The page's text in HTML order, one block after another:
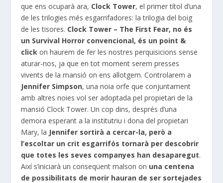
que ens ocuparà ara, Clock Tower, el primer títol d’una
de les trilogies més esgarrifadores: la trilogia del boig
de les tisores. Clock Tower – The First Fear, no és
un Survival Horror convencional, és un point &
click on haurem de fer les nostres perquisicions sense
aturar-nos, ja que en tot moment serem presses
vivents de la mansió on ens allotgem. Controlarem a
Jennifer Simpson, una noiaorfe que conjuntament
amb altres noies vol ser adoptada pel propietari de la
mansióClock Tower. Un cop dins, després d’una
demora esperant a la institutriu i dona del propietari
Mary, la Jennifer sortirà a cercar-la, però a
l’escoltar un crit esgarrifós tornarà per descobrir
que totes les seves companyes han desaparegut.
Així s’iniciarà un conseqüent malson on una centena
de possibilitats de morir hauran de ser sortejades